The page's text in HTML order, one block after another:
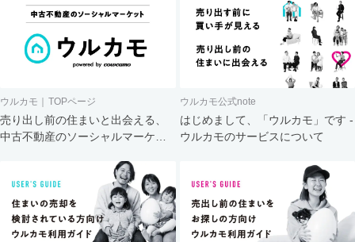
ウルカモ｜TOPページ
売り出し前の住まいと出会える、
中古不動産のソーシャルマーケッ
ウルカモ公式note
はじめまして、「ウルカモ」です -
ウルカモのサービスについて